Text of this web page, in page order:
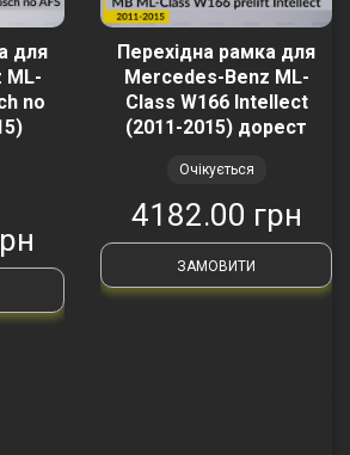
для
ML-
no
Перехідна рамка для
Mercedes-Benz ML-
Class W166 Intellect
(2011-2015) дорест
Очікується
4182.00 грн
ЗАМОВИТИ